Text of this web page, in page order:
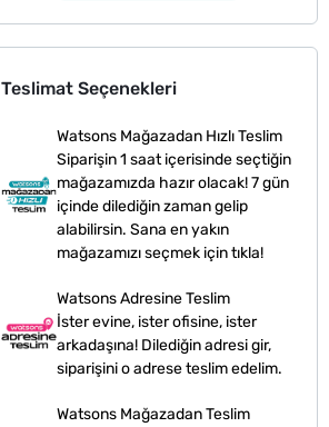
Teslimat Seçenekleri
Watsons Mağazadan Hızlı Teslim
Siparişin 1 saat içerisinde seçtiğin
mağazamızda hazır olacak! 7 gün
içinde dilediğin zaman gelip
alabilirsin. Sana en yakın
mağazamızı seçmek için tıkla!
Watsons Adresine Teslim
İster evine, ister ofisine, ister
arkadaşına! Dilediğin adresi gir,
siparişini o adrese teslim edelim.
Watsons Mağazadan Teslim